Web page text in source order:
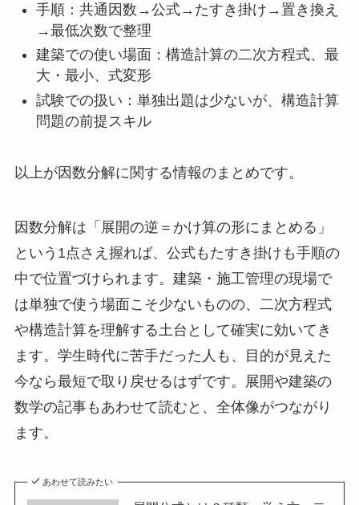
手順：共通因数→公式→たすき掛け→置き換え
→最低次数で整理
建築での使い場面：構造計算の二次方程式、最
大・最小、式変形
試験での扱い：単独出題は少ないが、構造計算
問題の前提スキル
以上が因数分解に関する情報のまとめです。
因数分解は「展開の逆＝かけ算の形にまとめる」
という1点さえ握れば、公式もたすき掛けも手順の
中で位置づけられます。建築・施工管理の現場で
は単独で使う場面こそ少ないものの、二次方程式
や構造計算を理解する土台として確実に効いてき
ます。学生時代に苦手だった人も、目的が見えた
今なら最短で取り戻せるはずです。展開や建築の
数学の記事もあわせて読むと、全体像がつながり
ます。
あわせて読みたい